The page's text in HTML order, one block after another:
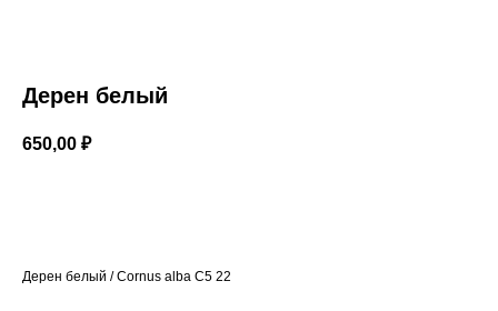
Дерен белый
650,00 ₽
Дерен белый / Cornus alba С5 22